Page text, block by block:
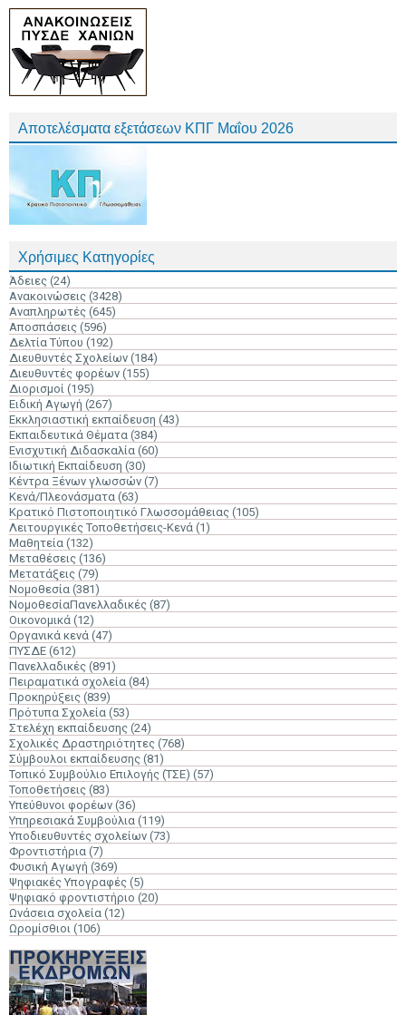
Αποτελέσματα εξετάσεων ΚΠΓ Μαΐου 2026
Χρήσιμες Κατηγορίες
Άδειες (24)
Ανακοινώσεις (3428)
Αναπληρωτές (645)
Αποσπάσεις (596)
Δελτία Τύπου (192)
Διευθυντές Σχολείων (184)
Διευθυντές φορέων (155)
Διορισμοί (195)
Ειδική Αγωγή (267)
Εκκλησιαστική εκπαίδευση (43)
Εκπαιδευτικά Θέματα (384)
Ενισχυτική Διδασκαλία (60)
Ιδιωτική Εκπαίδευση (30)
Κέντρα Ξένων γλωσσών (7)
Κενά/Πλεονάσματα (63)
Κρατικό Πιστοποιητικό Γλωσσομάθειας (105)
Λειτουργικές Τοποθετήσεις-Κενά (1)
Μαθητεία (132)
Μεταθέσεις (136)
Μετατάξεις (79)
Νομοθεσία (381)
ΝομοθεσίαΠανελλαδικές (87)
Οικονομικά (12)
Οργανικά κενά (47)
ΠΥΣΔΕ (612)
Πανελλαδικές (891)
Πειραματικά σχολεία (84)
Προκηρύξεις (839)
Πρότυπα Σχολεία (53)
Στελέχη εκπαίδευσης (24)
Σχολικές Δραστηριότητες (768)
Σύμβουλοι εκπαίδευσης (81)
Τοπικό Συμβούλιο Επιλογής (ΤΣΕ) (57)
Τοποθετήσεις (83)
Υπεύθυνοι φορέων (36)
Υπηρεσιακά Συμβούλια (119)
Υποδιευθυντές σχολείων (73)
Φροντιστήρια (7)
Φυσική Αγωγή (369)
Ψηφιακές Υπογραφές (5)
Ψηφιακό φροντιστήριο (20)
Ωνάσεια σχολεία (12)
Ωρομίσθιοι (106)